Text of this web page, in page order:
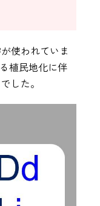
使われていま
植民地化に伴
した。